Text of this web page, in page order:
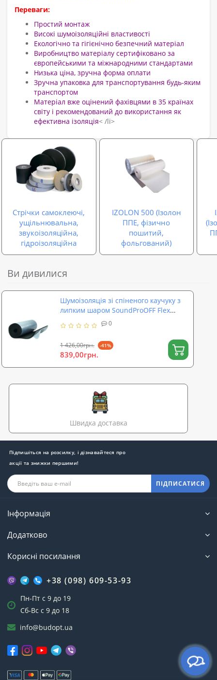
Переваги:
Простий монтаж
Високі шумоізоляційні властивості
Екологічно та гігієнічно безпечний матеріал
Виробництво матеріалу сертифіковано за
європейськими та міжнародними стандартами
Низька ціна, зручна форма оплати
Зручна упаковка для транспортування будь-яким
транспортом
Матеріал вже оцінений фахівцями в 35 країнах
світу і рекомендований до використання як
ефективна ізоляція< /li>
Стрічки самоклеючі,
ущільнювальна,
звукоізоляційна,
гідроізоляційна
IZOLON 500 (Ізолон
ППЕ, фізично
пошитий,
фольгований)
Ви дивилися
Шумоізоляція зі спіненого каучуку з
липким шаром SoundProOFF Flex
0
1 426,00грн. -41%
839,00грн.
Швидка доставка
Підпишіться на розсилку, і дізнавайтеся про
акції та знижки першими!
ПІДПИСАТИСЯ
Інформація
Додатково
Корисні посилання
+38 (098) 609-53-93
Пн-Пт с 9 до 19
Сб-Вс с 9 до 18
info@budopt.ua